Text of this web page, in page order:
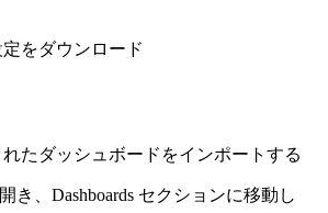
をダウンロード
たダッシュボードをインポートする
き、Dashboards セクションに移動し